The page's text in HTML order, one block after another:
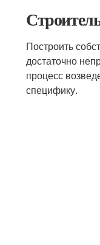
Построить
достаточно
процесс
специфику.